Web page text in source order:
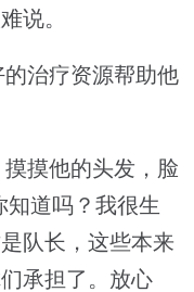
说。
治疗资源帮助他
摸他的头发，脸
知道吗？我很生
队长，这些本来
承担了。放心